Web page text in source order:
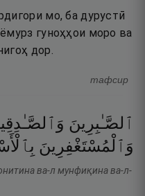
мо, ба дурустӣ
гуноҳҳои моро ва
дор.
тафсир
ٱلصَّـٰبِرِينَ
وَٱلْمُسْتَغْفِرِينَ
ва-л мунфиқина ва-л-